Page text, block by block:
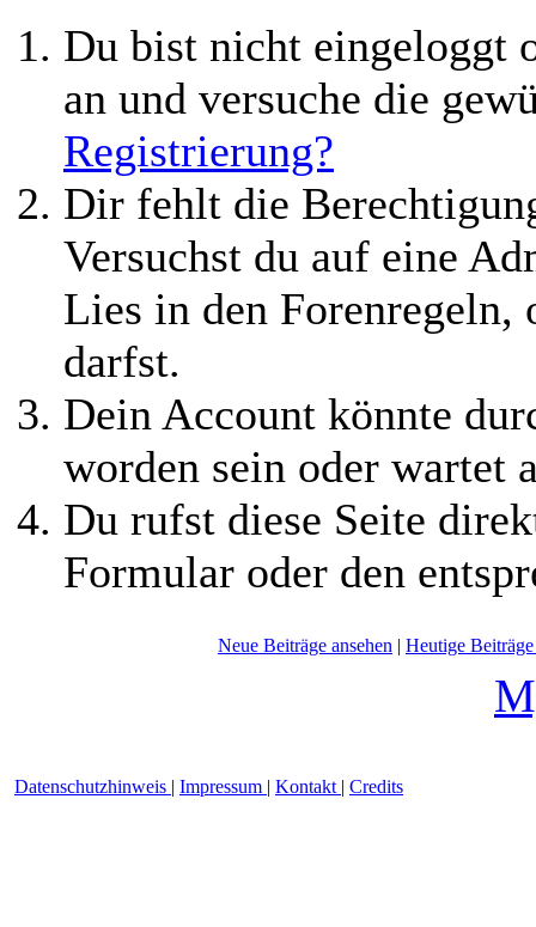
Du bist nicht eingeloggt
an und versuche die
Registrierung?
Dir fehlt die
Versuchst du auf eine
Lies in den Forenregeln,
darfst.
Dein Account könnte
worden sein oder wartet
Du rufst diese Seite
Formular oder den
Neue Beiträge ansehen | Heutige Beiträge
Datenschutzhinweis | Impressum | Kontakt | Credits